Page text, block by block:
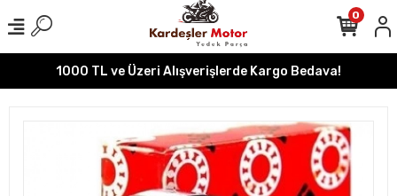
1000 TL ve Üzeri Alışverişlerde Kargo Bedava!
0